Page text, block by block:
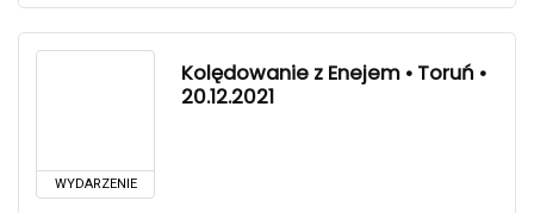
WYDARZENIE
Kolędowanie z Enejem • Toruń •
20.12.2021